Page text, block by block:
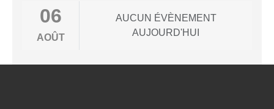
06
AOÛT
AUCUN ÉVÈNEMENT
AUJOURD'HUI